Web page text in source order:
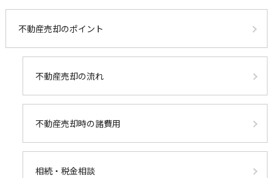
不動産売却のポイント
不動産売却の流れ
不動産売却時の諸費用
相続・税金相談